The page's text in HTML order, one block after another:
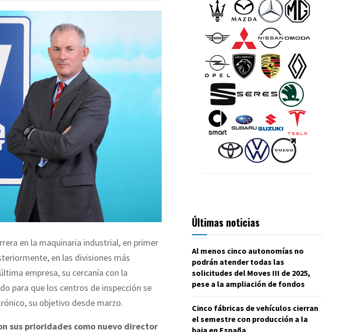
en la maquinaria industrial, en primer
en las divisiones más
empresa, su cercanía con la
para que los centros de inspección se
su objetivo desde marzo.
sus prioridades como nuevo director
Últimas noticias
Al menos cinco autonomías no
podrán atender todas las
solicitudes del Moves III de 2025,
pese a la ampliación de fondos
Cinco fábricas de vehículos cierran
el semestre con producción a la
baja en España